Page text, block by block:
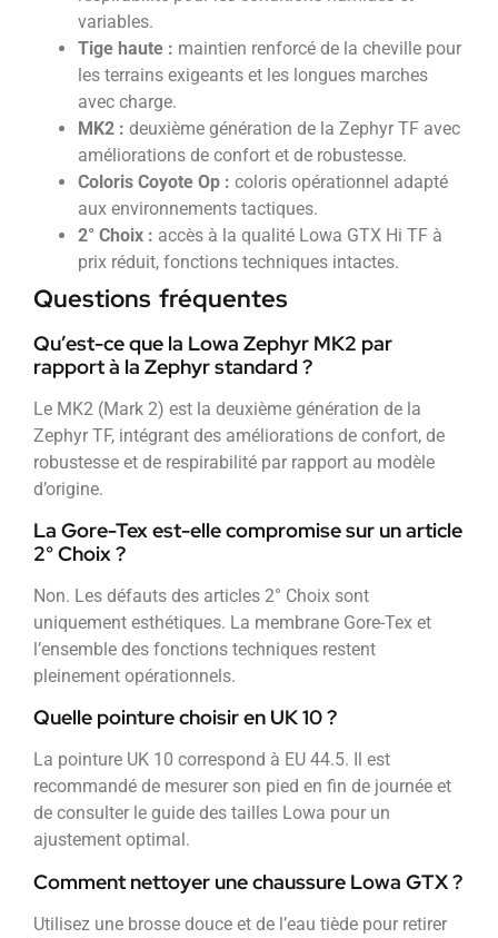
variables.
Tige haute : maintien renforcé de la cheville pour
les terrains exigeants et les longues marches
avec charge.
MK2 : deuxième génération de la Zephyr TF avec
améliorations de confort et de robustesse.
Coloris Coyote Op : coloris opérationnel adapté
aux environnements tactiques.
2° Choix : accès à la qualité Lowa GTX Hi TF à
prix réduit, fonctions techniques intactes.
Questions fréquentes
Qu’est-ce que la Lowa Zephyr MK2 par
rapport à la Zephyr standard ?
Le MK2 (Mark 2) est la deuxième génération de la
Zephyr TF, intégrant des améliorations de confort, de
robustesse et de respirabilité par rapport au modèle
d’origine.
La Gore-Tex est-elle compromise sur un article
2° Choix ?
Non. Les défauts des articles 2° Choix sont
uniquement esthétiques. La membrane Gore-Tex et
l’ensemble des fonctions techniques restent
pleinement opérationnels.
Quelle pointure choisir en UK 10 ?
La pointure UK 10 correspond à EU 44.5. Il est
recommandé de mesurer son pied en fin de journée et
de consulter le guide des tailles Lowa pour un
ajustement optimal.
Comment nettoyer une chaussure Lowa GTX ?
Utilisez une brosse douce et de l’eau tiède pour retirer